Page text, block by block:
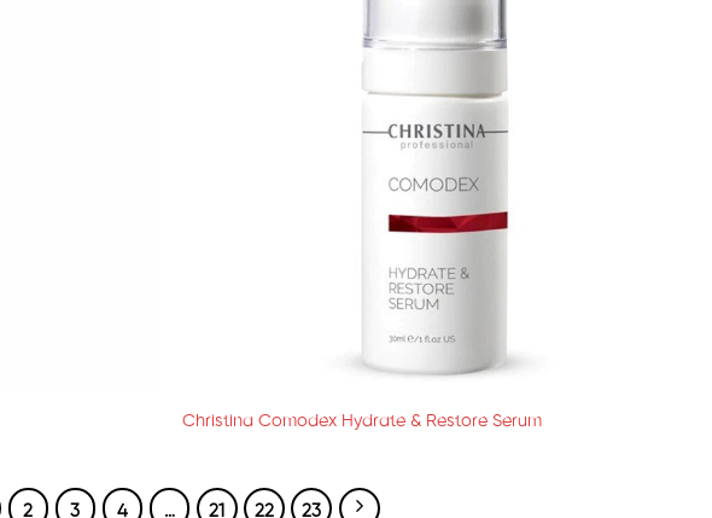
Christina Comodex Hydrate & Restore Serum
2 3 4 21 22 23